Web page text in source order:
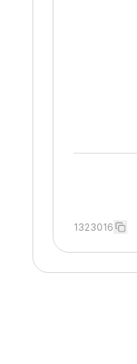
1323016